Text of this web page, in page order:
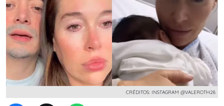
CRÉDITOS: INSTAGRAM @VALEROTH28